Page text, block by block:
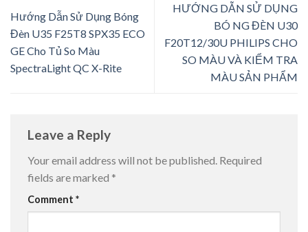
Hướng Dẫn Sử Dụng Bóng
Đèn U35 F25T8 SPX35 ECO
GE Cho Tủ So Màu
SpectraLight QC X-Rite
HƯỚNG DẪN SỬ DỤNG
BÓ NG ĐÈN U30
F20T12/30U PHILIPS CHO
SO MÀU VÀ KIỂM TRA
MÀU SẢN PHẨM
Leave a Reply
Your email address will not be published. Required
fields are marked *
Comment *